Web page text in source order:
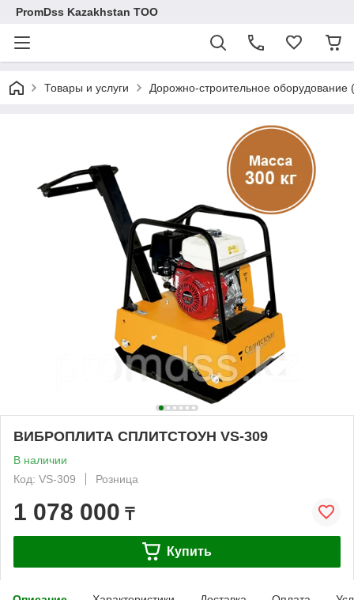
PromDss Kazakhstan TOO
Товары и услуги Дорожно-строительное
ВИБРОПЛИТА СПЛИТСТОУН VS-309
В наличии
Код: VS-309
Розница
1 078 000 ₸
Купить